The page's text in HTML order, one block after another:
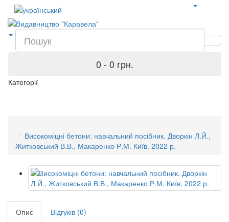
0 - 0 грн.
Категорії
Високоміцні бетони: навчальний посібник. Дворкін Л.Й.,
Житковський В.В., Макаренко Р.М. Київ. 2022 р.
Опис
Відгуків (0)